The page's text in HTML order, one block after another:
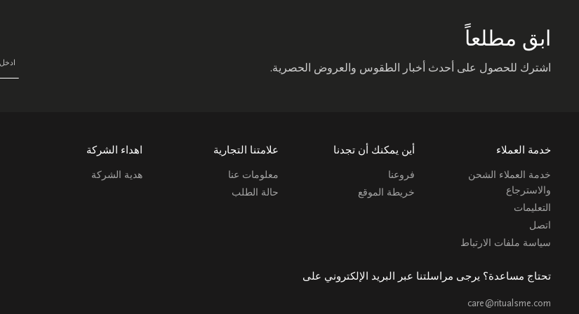
ابق مطلعاً
اشترك للحصول على أحدث أخبار الطقوس والعروض الحصرية.
خدمة العملاء
خدمة العملاء الشحن
والاسترجاع
التعليمات
اتصل
سياسة ملفات الارتباط
أين يمكنك أن تجدنا
فروعنا
خريطة الموقع
علامتنا التجارية
معلومات عنا
حالة الطلب
اهداء الشركة
هدية الشركة
تحتاج مساعدة؟ يرجى مراسلتنا عبر البريد الإلكتروني على
care@ritualsme.com